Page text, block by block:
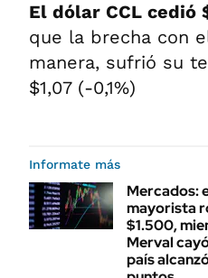
El dólar CCL cedió
que la brecha con
manera, sufrió su
$1,07 (-0,1%)
Informate más
Mercados:
mayorista
$1.500,
Merval
país